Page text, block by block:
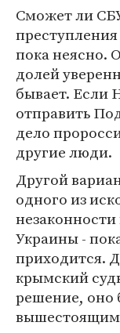
Сможет ли
пока неясно.
долей
бывает. Если
отправить
дело
другие люди.
Другой
одного из
Украины -
приходится.
крымский
решение, оно
вышестоящим